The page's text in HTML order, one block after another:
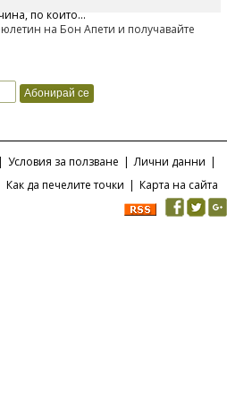
по който...
на Бон Апети и получавайте
| Условия за ползване | Лични данни |
Как да печелите точки | Карта на сайта